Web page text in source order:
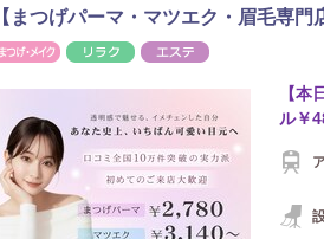
【まつげパーマ・マツエク・眉毛専
まつげ・メイクリラク
【
ル￥